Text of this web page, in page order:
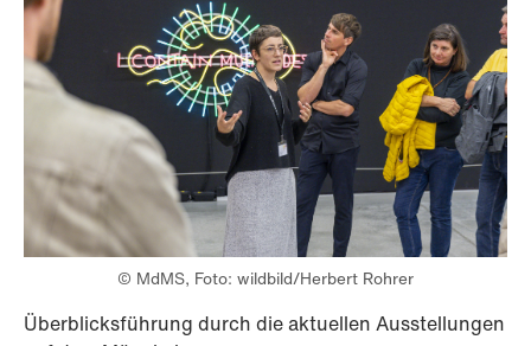
© MdMS, Foto: wildbild/Herbert Rohrer
Überblicksführung durch die aktuellen Ausstellungen